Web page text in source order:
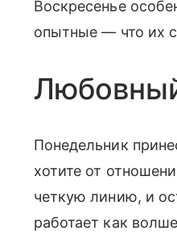
Воскресенье
опытные — что их
Понедельник
хотите от
четкую линию, и
работает как